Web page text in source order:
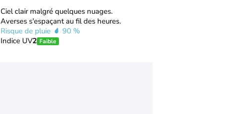
Ciel clair malgré quelques nuages.
Averses s'espaçant au fil des heures.
Risque de pluie
90 %
Indice UV2 Faible